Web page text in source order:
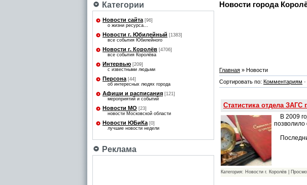
Категории
Новости сайта [96]
о жизни ресурса...
Новости г. Юбилейный [1383]
все события Юбилейного
Новости г. Королёв [4706]
все события Королёва
Интервью [209]
с известными людьми
Персона [44]
об интересных людях города
Афиши и расписания [121]
мероприятий и событий
Новости МО [23]
новости Московской области
Новости ЮБиКа [0]
лучшие новости недели
Реклама
Новости города
Главная » Новости
Сортировать по: Комментариям ·
Статистика отдела ЗАГС
В 2009
позволило
Категория: Новости г. Королёв |